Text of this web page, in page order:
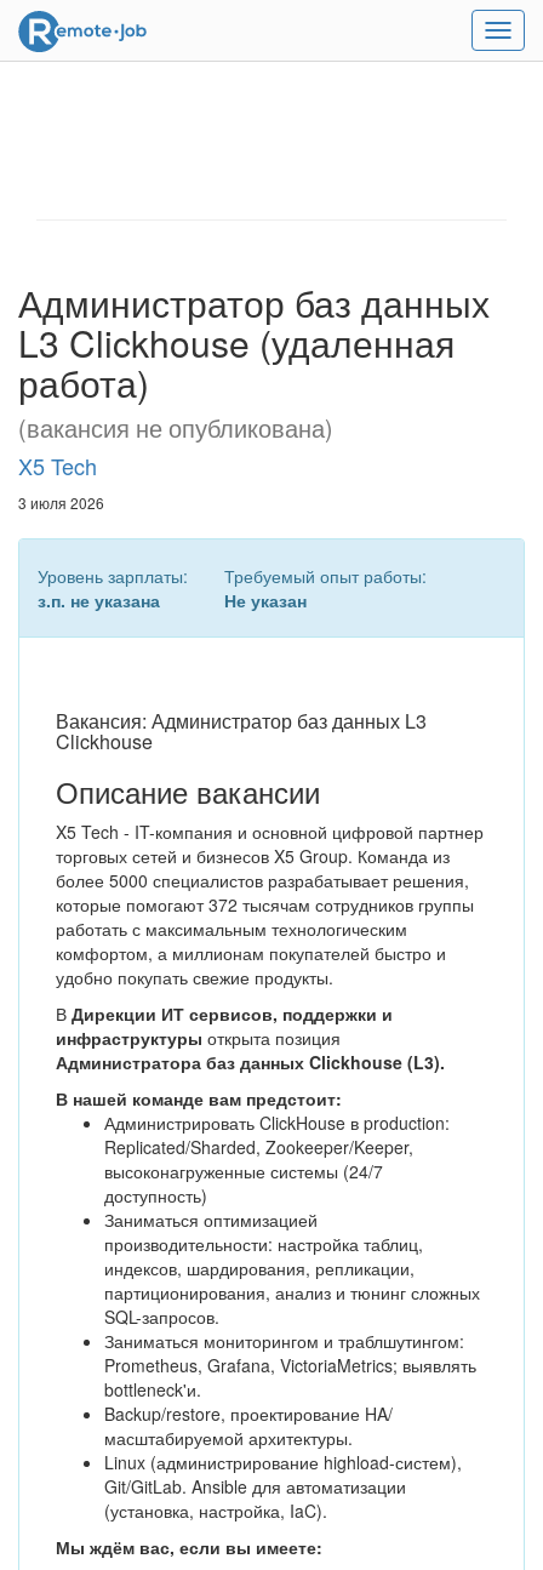
Меню
Администратор баз данных
L3 Clickhouse (удаленная
работа)
(вакансия не опубликована)
X5 Tech
3 июля 2026
Уровень зарплаты:
з.п. не указана
Требуемый опыт работы:
Не указан
Вакансия: Администратор баз данных L3
Clickhouse
Описание вакансии
X5 Tech - IT-компания и основной цифровой партнер
торговых сетей и бизнесов X5 Group. Команда из
более 5000 специалистов разрабатывает решения,
которые помогают 372 тысячам сотрудников группы
работать с максимальным технологическим
комфортом, а миллионам покупателей быстро и
удобно покупать свежие продукты.
В Дирекции ИТ сервисов, поддержки и
инфраструктуры открыта позиция
Администратора баз данных Clickhouse (L3).
В нашей команде вам предстоит:
Администрировать ClickHouse в production:
Replicated/Sharded, Zookeeper/Keeper,
высоконагруженные системы (24/7
доступность)
Заниматься оптимизацией
производительности: настройка таблиц,
индексов, шардирования, репликации,
партиционирования, анализ и тюнинг сложных
SQL-запросов.
Заниматься мониторингом и траблшутингом:
Prometheus, Grafana, VictoriaMetrics; выявлять
bottleneck'и.
Backup/restore, проектирование HA/
масштабируемой архитектуры.
Linux (администрирование highload-систем),
Git/GitLab. Ansible для автоматизации
(установка, настройка, IaC).
Мы ждём вас, если вы имеете: